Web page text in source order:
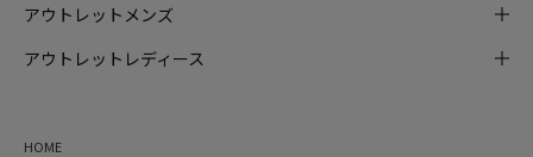
アウトレットメンズ
アウトレットレディース
HOME